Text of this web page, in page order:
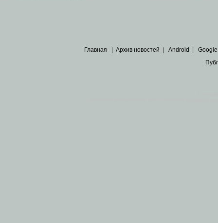
Главная Архив новостей Android Google